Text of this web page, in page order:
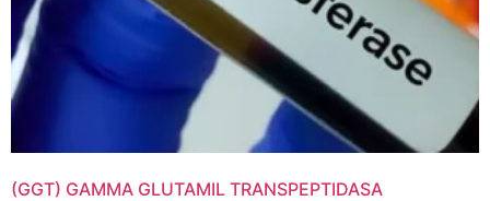
(GGT) GAMMA GLUTAMIL TRANSPEPTIDASA